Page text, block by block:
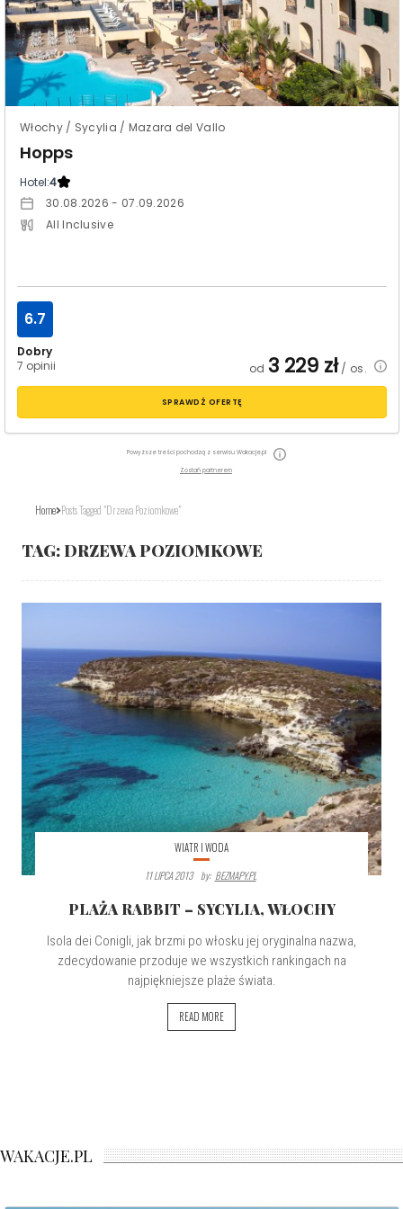
Włochy / Sycylia / Mazara del Vallo
Hopps
Hotel:4
30.08.2026 - 07.09.2026
All Inclusive
Dobry
7 opinii
6.7
od 3 229 zł/ os.
SPRAWDŹ OFERTĘ
Powyższe treści pochodzą z serwisu Wakacje.pl
Zostań partnerem
Home Posts Tagged "drzewa Poziomkowe"
TAG: DRZEWA POZIOMKOWE
WIATR I WODA
11 LIPCA 2013
By: BEZMAPY.PL
PLAŻA RABBIT – SYCYLIA, WŁOCHY
Isola dei Conigli, jak brzmi po włosku jej oryginalna nazwa,
zdecydowanie przoduje we wszystkich rankingach na
najpiękniejsze plaże świata.
READ MORE
WAKACJE.PL